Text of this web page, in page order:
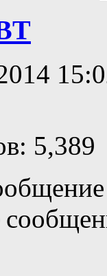
5,389